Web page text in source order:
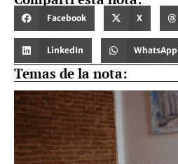
Facebook X
LinkedIn WhatsApp
Temas de la nota: